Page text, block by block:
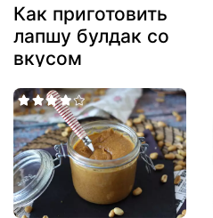
Как приготовить
лапшу булдак со
вкусом
лучший рецепт!